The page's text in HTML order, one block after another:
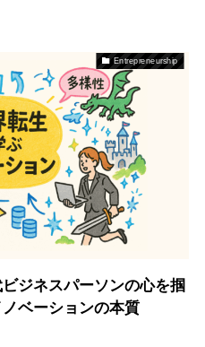
Entrepreneurship
ジネスパーソンの心を掴
ベーションの本質